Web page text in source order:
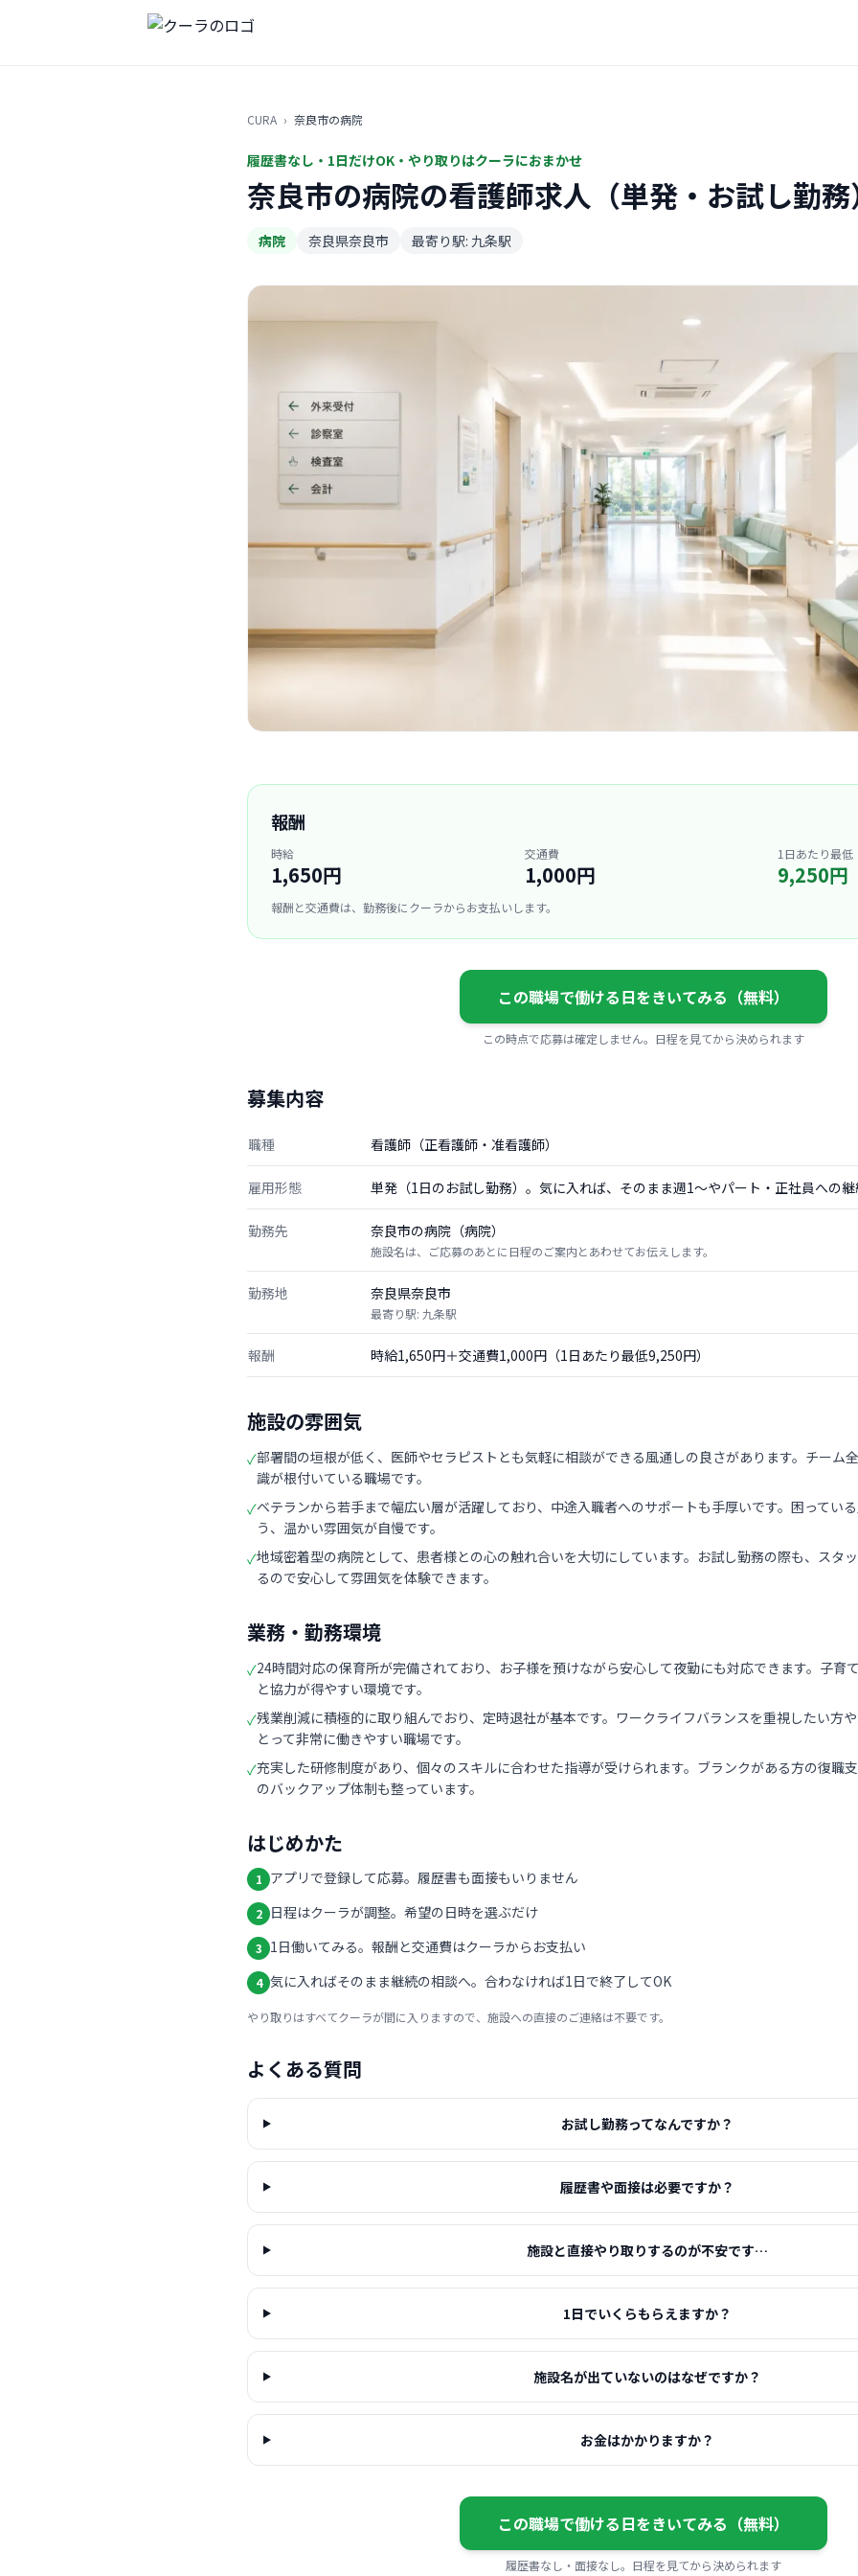
CURA › 奈良市の病院
履歴書なし・1日だけOK・やり取りはクーラにおまかせ
奈良市の病院の看護師求人（単発・お試し勤務
病院 奈良県奈良市 最寄り駅: 九条駅
報酬
時給
1,650円
交通費
1,000円
1日あたり最低
9,250円
報酬と交通費は、勤務後にクーラからお支払いします。
この職場で働ける日をきいてみる（無料）
この時点で応募は確定しません。日程を見てから決められます
募集内容
職種 看護師（正看護師・准看護師）
雇用形態 単発（1日のお試し勤務）。気に入れば、そのまま週1〜やパート・正社員への継
勤務先 奈良市の病院（病院）
施設名は、ご応募のあとに日程のご案内とあわせてお伝えします。
勤務地 奈良県奈良市
最寄り駅: 九条駅
報酬 時給1,650円＋交通費1,000円（1日あたり最低9,250円）
施設の雰囲気
✓部署間の垣根が低く、医師やセラピストとも気軽に相談ができる風通しの良さがあります。チーム
識が根付いている職場です。
✓ベテランから若手まで幅広い層が活躍しており、中途入職者へのサポートも手厚いです。困ってい
う、温かい雰囲気が自慢です。
✓地域密着型の病院として、患者様との心の触れ合いを大切にしています。お試し勤務の際も、スタ
るので安心して雰囲気を体験できます。
業務・勤務環境
✓24時間対応の保育所が完備されており、お子様を預けながら安心して夜勤にも対応できます。子育
と協力が得やすい環境です。
✓残業削減に積極的に取り組んでおり、定時退社が基本です。ワークライフバランスを重視したい方
とって非常に働きやすい職場です。
✓充実した研修制度があり、個々のスキルに合わせた指導が受けられます。ブランクがある方の復職
のバックアップ体制も整っています。
はじめかた
1 アプリで登録して応募。履歴書も面接もいりません
2 日程はクーラが調整。希望の日時を選ぶだけ
3 1日働いてみる。報酬と交通費はクーラからお支払い
4 気に入ればそのまま継続の相談へ。合わなければ1日で終了してOK
やり取りはすべてクーラが間に入りますので、施設への直接のご連絡は不要です。
よくある質問
お試し勤務ってなんですか？
履歴書や面接は必要ですか？
施設と直接やり取りするのが不安です…
1日でいくらもらえますか？
施設名が出ていないのはなぜですか？
お金はかかりますか？
この職場で働ける日をきいてみる（無料）
履歴書なし・面接なし。日程を見てから決められます